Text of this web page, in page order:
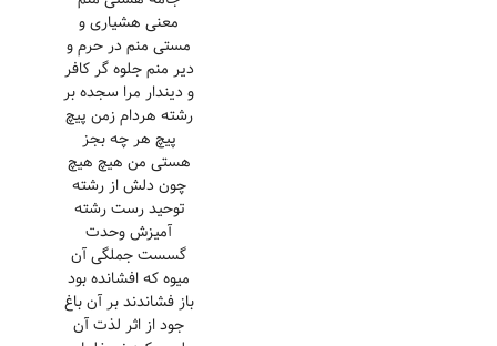
معنی هشیاری و
مستی منم در حرم و
دیر منم جلوه گر کافر
و دیندار مرا سجده بر
رشته هردام زمن پیچ
پیچ هر چه بجز
هستی من هیچ هیچ
چون دلش از رشته
توحید رست رشته
آمیزش وحدت
گسست جملگی آن
میوه که افشانده بود
باز فشاندند بر آن باغ
جود از اثر لذت آن